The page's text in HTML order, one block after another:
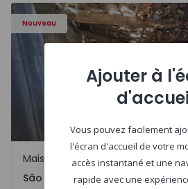
Nouveau
Maison Vila Real, São Tomé do
São Tomé do Castelo e Justes,
Maison Rurale
São Tomé do Castelo e Justes,
Ajouter à
Vous pouvez facilement
l'écran d'accueil de votre
accès instantané et une
rapide avec une